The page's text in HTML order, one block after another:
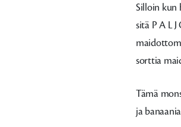
Silloin kun
sitä P A L
sorttia
Tämä
ja